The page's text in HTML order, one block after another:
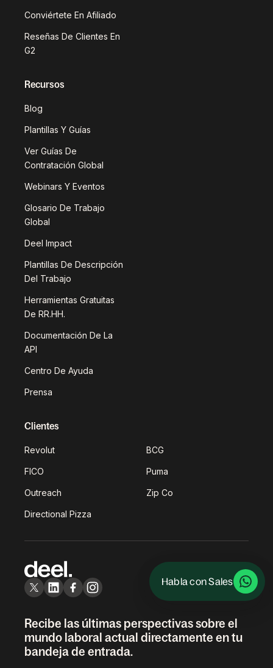
Habla con Sales
Conviértete En Afiliado
Reseñas De Clientes En
G2
Recursos
Blog
Plantillas Y Guías
Ver Guías De
Contratación Global
Webinars Y Eventos
Glosario De Trabajo
Global
Deel Impact
Plantillas De Descripción
Del Trabajo
Herramientas Gratuitas
De RR.HH.
Documentación De La
API
Centro De Ayuda
Prensa
Clientes
Revolut BCG
FICO Puma
Outreach Zip Co
Directional Pizza
Recibe las últimas perspectivas sobre el
mundo laboral actual directamente en tu
bandeja de entrada.